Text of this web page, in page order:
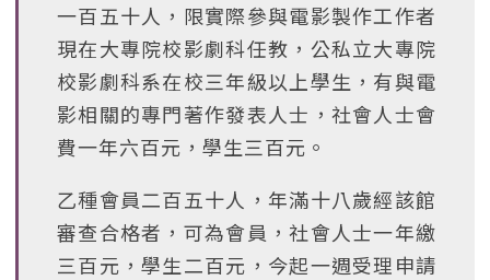
一百五十人，限實際參與電影製作工作者
現在大專院校影劇科任教，公私立大專院
校影劇科系在校三年級以上學生，有與電
影相關的專門著作發表人士，社會人士會
費一年六百元，學生三百元。
乙種會員二百五十人，年滿十八歲經該館
審查合格者，可為會員，社會人士一年繳
三百元，學生二百元，今起一週受理申請